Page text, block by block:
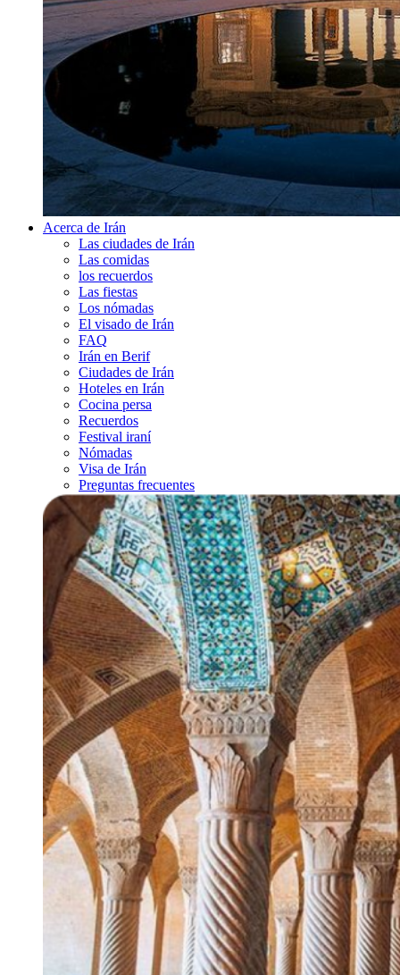
Acerca de Irán
Las ciudades de Irán
Las comidas
los recuerdos
Las fiestas
Los nómadas
El visado de Irán
FAQ
Irán en Berif
Ciudades de Irán
Hoteles en Irán
Cocina persa
Recuerdos
Festival iraní
Nómadas
Visa de Irán
Preguntas frecuentes